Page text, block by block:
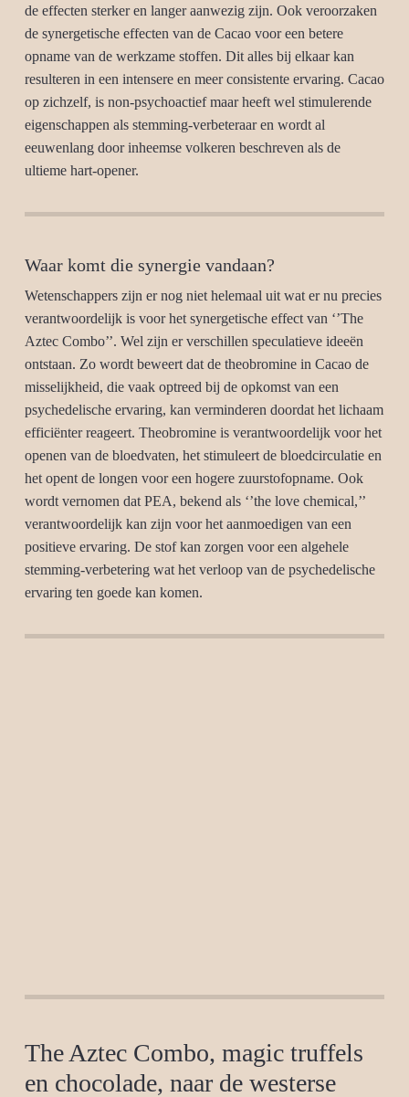
de effecten sterker en langer aanwezig zijn. Ook veroorzaken
de synergetische effecten van de Cacao voor een betere
opname van de werkzame stoffen. Dit alles bij elkaar kan
resulteren in een intensere en meer consistente ervaring. Cacao
op zichzelf, is non-psychoactief maar heeft wel stimulerende
eigenschappen als stemming-verbeteraar en wordt al
eeuwenlang door inheemse volkeren beschreven als de
ultieme hart-opener.
Waar komt die synergie vandaan?
Wetenschappers zijn er nog niet helemaal uit wat er nu precies
verantwoordelijk is voor het synergetische effect van ‘’The
Aztec Combo’’. Wel zijn er verschillen speculatieve ideeën
ontstaan. Zo wordt beweert dat de theobromine in Cacao de
misselijkheid, die vaak optreed bij de opkomst van een
psychedelische ervaring, kan verminderen doordat het lichaam
efficiënter reageert. Theobromine is verantwoordelijk voor het
openen van de bloedvaten, het stimuleert de bloedcirculatie en
het opent de longen voor een hogere zuurstofopname. Ook
wordt vernomen dat PEA, bekend als ‘’the love chemical,’’
verantwoordelijk kan zijn voor het aanmoedigen van een
positieve ervaring. De stof kan zorgen voor een algehele
stemming-verbetering wat het verloop van de psychedelische
ervaring ten goede kan komen.
The Aztec Combo, magic truffels
en chocolade, naar de westerse